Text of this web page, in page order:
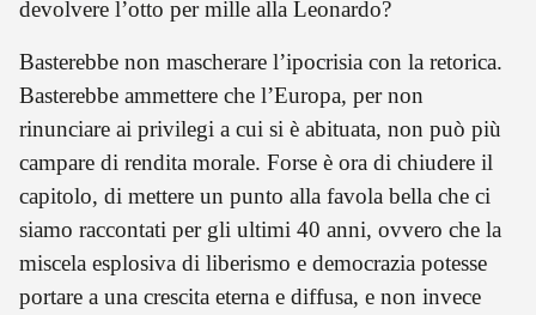
devolvere l’otto per mille alla Leonardo?
Basterebbe non mascherare l’ipocrisia con la retorica.
Basterebbe ammettere che l’Europa, per non
rinunciare ai privilegi a cui si è abituata, non può più
campare di rendita morale. Forse è ora di chiudere il
capitolo, di mettere un punto alla favola bella che ci
siamo raccontati per gli ultimi 40 anni, ovvero che la
miscela esplosiva di liberismo e democrazia potesse
portare a una crescita eterna e diffusa, e non invece